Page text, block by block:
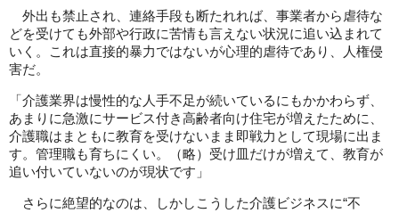
外出も禁止され、連絡手段も断たれれば、事業者から虐待な
どを受けても外部や行政に苦情も言えない状況に追い込まれて
いく。これは直接的暴力ではないが心理的虐待であり、人権侵
害だ。
「介護業界は慢性的な人手不足が続いているにもかかわらず、
あまりに急激にサービス付き高齢者向け住宅が増えたために、
介護職はまともに教育を受けないまま即戦力として現場に出ま
す。管理職も育ちにくい。（略）受け皿だけが増えて、教育が
追い付いていないのが現状です」
さらに絶望的なのは、しかしこうした介護ビジネスに“不